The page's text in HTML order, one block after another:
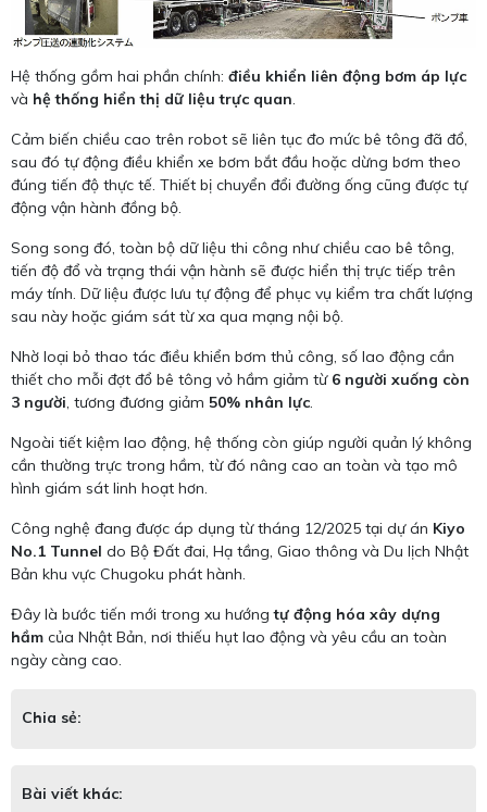
Hệ thống gồm hai phần chính: điều khiển liên động bơm áp lực
và hệ thống hiển thị dữ liệu trực quan.
Cảm biến chiều cao trên robot sẽ liên tục đo mức bê tông đã đổ,
sau đó tự động điều khiển xe bơm bắt đầu hoặc dừng bơm theo
đúng tiến độ thực tế. Thiết bị chuyển đổi đường ống cũng được tự
động vận hành đồng bộ.
Song song đó, toàn bộ dữ liệu thi công như chiều cao bê tông,
tiến độ đổ và trạng thái vận hành sẽ được hiển thị trực tiếp trên
máy tính. Dữ liệu được lưu tự động để phục vụ kiểm tra chất lượng
sau này hoặc giám sát từ xa qua mạng nội bộ.
Nhờ loại bỏ thao tác điều khiển bơm thủ công, số lao động cần
thiết cho mỗi đợt đổ bê tông vỏ hầm giảm từ 6 người xuống còn
3 người, tương đương giảm 50% nhân lực.
Ngoài tiết kiệm lao động, hệ thống còn giúp người quản lý không
cần thường trực trong hầm, từ đó nâng cao an toàn và tạo mô
hình giám sát linh hoạt hơn.
Công nghệ đang được áp dụng từ tháng 12/2025 tại dự án Kiyo
No.1 Tunnel do Bộ Đất đai, Hạ tầng, Giao thông và Du lịch Nhật
Bản khu vực Chugoku phát hành.
Đây là bước tiến mới trong xu hướngtự động hóa xây dựng
hầm của Nhật Bản, nơi thiếu hụt lao động và yêu cầu an toàn
ngày càng cao.
Chia sẻ:
Bài viết khác: